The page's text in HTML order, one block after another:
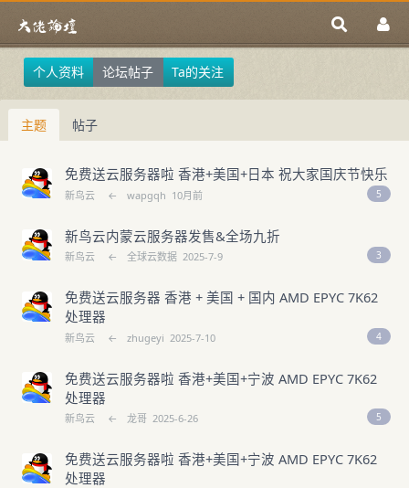
个人资料 论坛帖子 Ta的关注
主题 帖子
免费送云服务器啦 香港+美国+日本 祝大家国庆节快乐
新鸟云 ← wapgqh 10月前 5
新鸟云内蒙云服务器发售&全场九折
新鸟云 ← 全球云数据 2025-7-9 3
免费送云服务器 香港 + 美国 + 国内 AMD EPYC 7K62
处理器
新鸟云 ← zhugeyi 2025-7-10 4
免费送云服务器啦 香港+美国+宁波 AMD EPYC 7K62
处理器
新鸟云 ← 龙哥 2025-6-26 5
免费送云服务器啦 香港+美国+宁波 AMD EPYC 7K62
处理器